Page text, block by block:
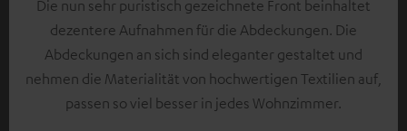
Die nun sehr puristisch gezeichnete Front beinhaltet
dezentere Aufnahmen für die Abdeckungen. Die
Abdeckungen an sich sind eleganter gestaltet und
nehmen die Materialität von hochwertigen Textilien auf,
passen so viel besser in jedes Wohnzimmer.